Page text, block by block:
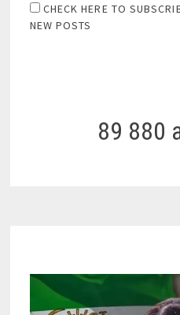
CHECK HERE TO
NEW POSTS
89 880